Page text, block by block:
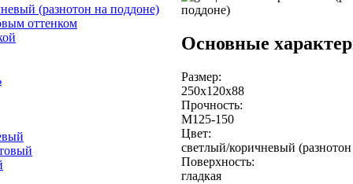
(разнотон на поддоне)
оттенком
Основные
Размер:
250х120х88
Прочность:
М125-150
Цвет:
светлый/коричневый
Поверхность:
гладкая